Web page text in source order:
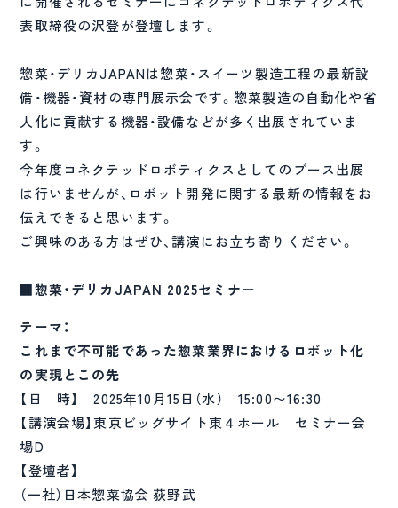
表取締役の沢登が登壇します。
惣菜・デリカJAPANは惣菜・スイーツ製造工程の最新設
備・機器・資材の専門展示会です。惣菜製造の自動化や省
人化に貢献する機器・設備などが多く出展されていま
す。
今年度コネクテッドロボティクスとしてのブース出展
は行いませんが、ロボット開発に関する最新の情報をお
伝えできると思います。
ご興味のある方はぜひ、講演にお立ち寄りください。
■惣菜・デリカJAPAN 2025セミナー
テーマ：
これまで不可能であった惣菜業界におけるロボット化
の実現とこの先
【日 時】 2025年10月15日（水） 15:00〜16:30
【講演会場】東京ビッグサイト東４ホール セミナー会
場D
【登壇者】
（一社）日本惣菜協会 荻野武